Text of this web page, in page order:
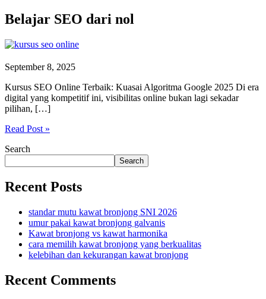
Belajar SEO dari nol
September 8, 2025
Kursus SEO Online Terbaik: Kuasai Algoritma Google 2025 Di era
digital yang kompetitif ini, visibilitas online bukan lagi sekadar
pilihan, […]
Read Post »
Search
Search
Recent Posts
standar mutu kawat bronjong SNI 2026
umur pakai kawat bronjong galvanis
Kawat bronjong vs kawat harmonika
cara memilih kawat bronjong yang berkualitas
kelebihan dan kekurangan kawat bronjong
Recent Comments